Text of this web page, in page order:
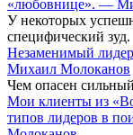
«любовнице». —
У некоторых
специфический зуд.
Незаменимый лидер
Михаил Молоканов
Чем опасен
Мои клиенты из
типов лидеров в